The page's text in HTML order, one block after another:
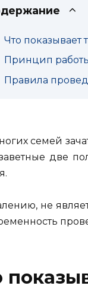
Что показывает
Принцип
Правила
семей
две
не